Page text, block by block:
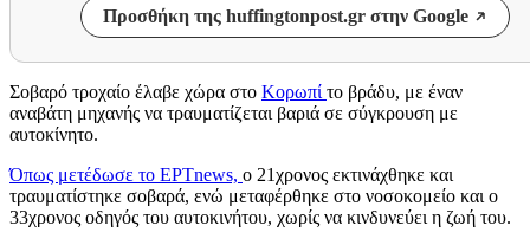
Προσθήκη της huffingtonpost.gr στην Google
Σοβαρό τροχαίο έλαβε χώρα στο Κορωπί το βράδυ, με έναν
αναβάτη μηχανής να τραυματίζεται βαριά σε σύγκρουση με
αυτοκίνητο.
Όπως μετέδωσε το ΕΡΤnews, ο 21χρονος εκτινάχθηκε και
τραυματίστηκε σοβαρά, ενώ μεταφέρθηκε στο νοσοκομείο και ο
33χρονος οδηγός του αυτοκινήτου, χωρίς να κινδυνεύει η ζωή του.